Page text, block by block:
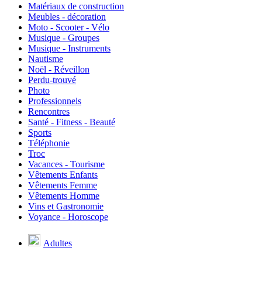
Matériaux de construction
Meubles - décoration
Moto - Scooter - Vélo
Musique - Groupes
Musique - Instruments
Nautisme
Noël - Réveillon
Perdu-trouvé
Photo
Professionnels
Rencontres
Santé - Fitness - Beauté
Sports
Téléphonie
Troc
Vacances - Tourisme
Vêtements Enfants
Vêtements Femme
Vêtements Homme
Vins et Gastronomie
Voyance - Horoscope
Adultes